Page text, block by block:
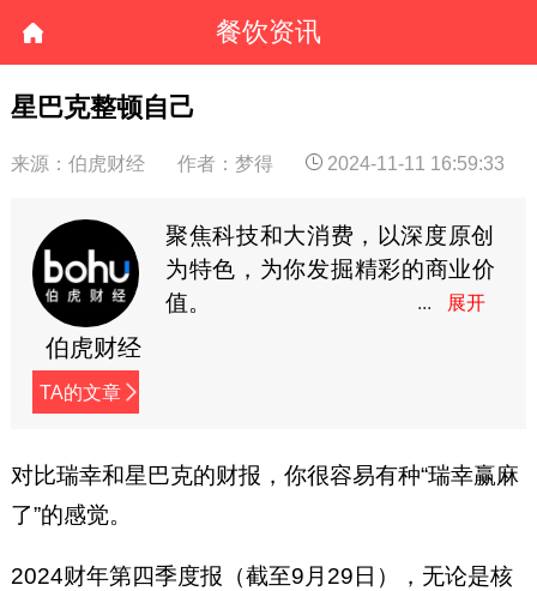
餐饮资讯
星巴克整顿自己
来源：伯虎财经 作者：梦得 2024-11-11 16:59:33
伯虎财经
TA的文章
聚焦科技和大消费，以深度原创
为特色，为你发掘精彩的商业价
值。
对比瑞幸和星巴克的财报，你很容易有种“瑞幸赢麻
了”的感觉。
2024财年第四季度报（截至9月29日），无论是核